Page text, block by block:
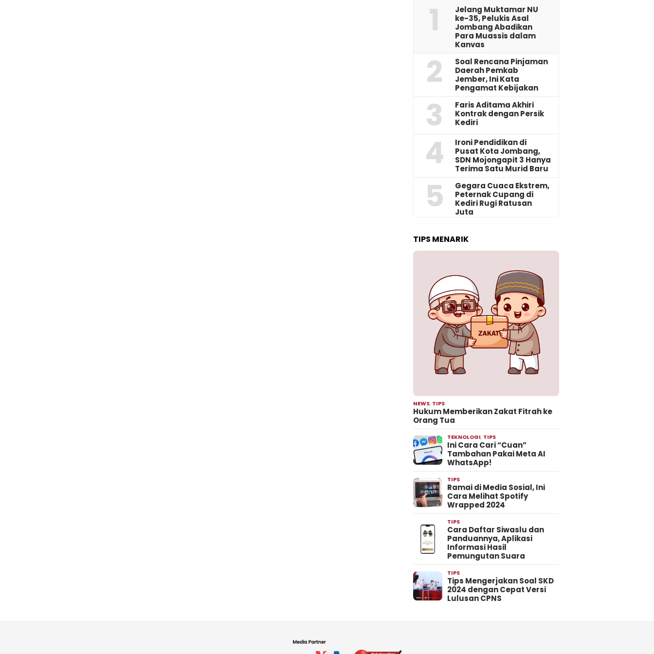
1
Jelang Muktamar NU
ke-35, Pelukis Asal
Jombang Abadikan
Para Muassis dalam
Kanvas
2
‎Soal Rencana Pinjaman
Daerah Pemkab
Jember, Ini Kata
Pengamat Kebijakan ‎
3
Faris Aditama Akhiri
Kontrak dengan Persik
Kediri
4
Ironi Pendidikan di
Pusat Kota Jombang,
SDN Mojongapit 3 Hanya
Terima Satu Murid Baru
5
‎Gegara Cuaca Ekstrem,
Peternak Cupang di
Kediri Rugi Ratusan
Juta
TIPS MENARIK
NEWS, TIPS
Hukum Memberikan Zakat Fitrah ke
Orang Tua
TEKNOLOGI, TIPS
Ini Cara Cari “Cuan”
Tambahan Pakai Meta AI
WhatsApp!
TIPS
Ramai di Media Sosial, Ini
Cara Melihat Spotify
Wrapped 2024
TIPS
Cara Daftar Siwaslu dan
Panduannya, Aplikasi
Informasi Hasil
Pemungutan Suara
TIPS
Tips Mengerjakan Soal SKD
2024 dengan Cepat Versi
Lulusan CPNS